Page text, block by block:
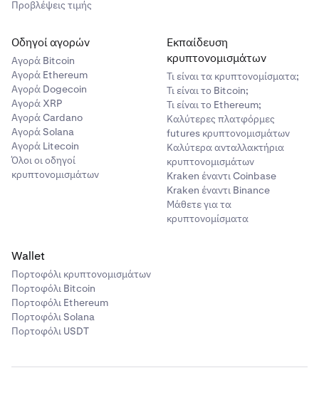
Προβλέψεις τιμής
Οδηγοί αγορών
Αγορά Bitcoin
Αγορά Ethereum
Αγορά Dogecoin
Αγορά XRP
Αγορά Cardano
Αγορά Solana
Αγορά Litecoin
Όλοι οι οδηγοί
κρυπτονομισμάτων
Εκπαίδευση
κρυπτονομισμάτων
Τι είναι τα κρυπτονομίσματα;
Τι είναι το Bitcoin;
Τι είναι το Ethereum;
Καλύτερες πλατφόρμες
futures κρυπτονομισμάτων
Καλύτερα ανταλλακτήρια
κρυπτονομισμάτων
Kraken έναντι Coinbase
Kraken έναντι Binance
Μάθετε για τα
κρυπτονομίσματα
Wallet
Πορτοφόλι κρυπτονομισμάτων
Πορτοφόλι Bitcoin
Πορτοφόλι Ethereum
Πορτοφόλι Solana
Πορτοφόλι USDT